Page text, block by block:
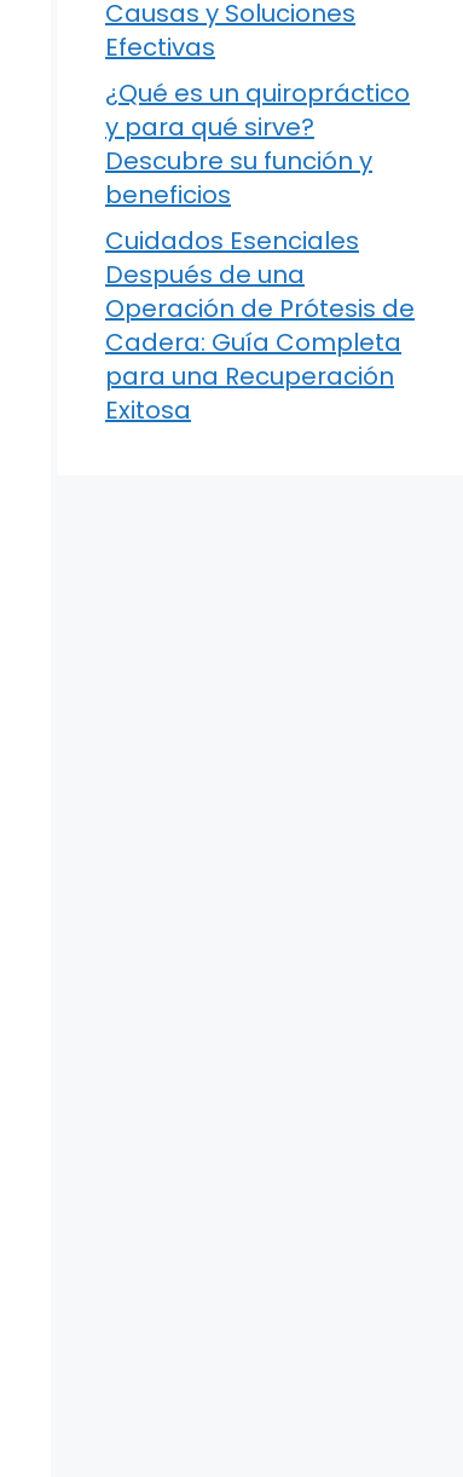
Causas y Soluciones
Efectivas
¿Qué es un quiropráctico
y para qué sirve?
Descubre su función y
beneficios
Cuidados Esenciales
Después de una
Operación de Prótesis de
Cadera: Guía Completa
para una Recuperación
Exitosa